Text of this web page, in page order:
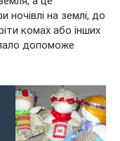
ночівлі на землі, до
комах або інших
допоможе